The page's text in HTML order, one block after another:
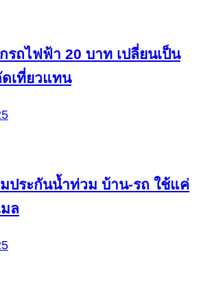
รถไฟฟ้า 20 บาท เปลี่ยนเป็น
เที่ยวแทน
มประกันน้ำท่วม บ้าน-รถ ใช้แค่
ล